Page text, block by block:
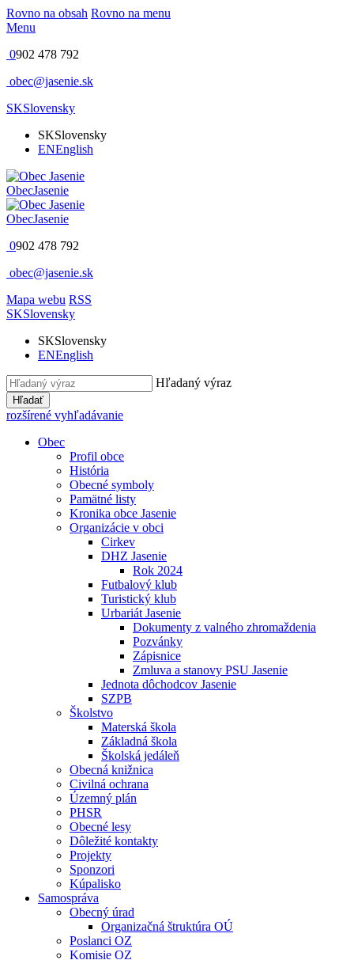
Rovno na obsah Rovno na menu
Menu
0902 478 792
obec@jasenie.sk
SKSlovensky
SKSlovensky
ENEnglish
ObecJasenie
ObecJasenie
0902 478 792
obec@jasenie.sk
Mapa webu RSS
SKSlovensky
SKSlovensky
ENEnglish
Hľadaný výraz
Hľadať
rozšírené vyhľadávanie
Obec
Profil obce
História
Obecné symboly
Pamätné listy
Kronika obce Jasenie
Organizácie v obci
Cirkev
DHZ Jasenie
Rok 2024
Futbalový klub
Turistický klub
Urbariát Jasenie
Dokumenty z valného zhromaždenia
Pozvánky
Zápisnice
Zmluva a stanovy PSU Jasenie
Jednota dôchodcov Jasenie
SZPB
Školstvo
Materská škola
Základná škola
Školská jedáleň
Obecná knižnica
Civilná ochrana
Územný plán
PHSR
Obecné lesy
Dôležité kontakty
Projekty
Sponzori
Kúpalisko
Samospráva
Obecný úrad
Organizačná štruktúra OÚ
Poslanci OZ
Komisie OZ